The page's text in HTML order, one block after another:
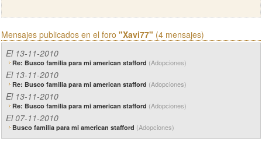
Mensajes publicados en el foro "Xavi77" (4 mensajes)
El 13-11-2010
Re: Busco familia para mi american stafford (Adopciones)
El 13-11-2010
Re: Busco familia para mi american stafford (Adopciones)
El 13-11-2010
Re: Busco familia para mi american stafford (Adopciones)
El 07-11-2010
Busco familia para mi american stafford (Adopciones)